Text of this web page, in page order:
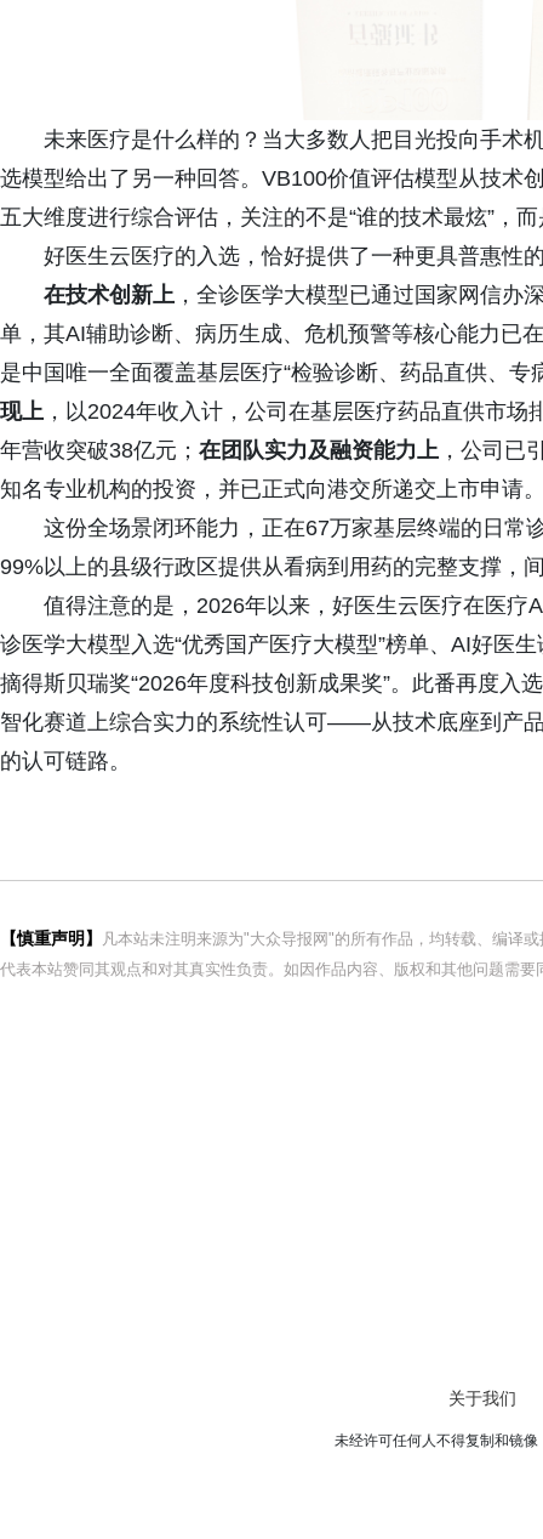
未来医疗是什么样的？当大多数人把目光投向手术
选模型给出了另一种回答。VB100价值评估模型从技术
五大维度进行综合评估，关注的不是“谁的技术最炫”，
好医生云医疗的入选，恰好提供了一种更具普惠性
在技术创新上 ，全诊医学大模型已通过国家网信办
单，其AI辅助诊断、病历生成、危机预警等核心能力已
是中国唯一全面覆盖基层医疗“检验诊断、药品直供、
现上 ，以2024年收入计，公司在基层医疗药品直供市
年营收突破38亿元； 在团队实力及融资能力上 ，公司已
知名专业机构的投资，并已正式向港交所递交上市申请
这份全场景闭环能力，正在67万家基层终端的日常
99%以上的县级行政区提供从看病到用药的完整支撑，
值得注意的是，2026年以来，好医生云医疗在医
诊医学大模型入选“优秀国产医疗大模型”榜单、AI好医
摘得斯贝瑞奖“2026年度科技创新成果奖”。此番再度入
智化赛道上综合实力的系统性认可——从技术底座到产
的认可链路。
【慎重声明】
凡本站未注明来源为"大众导报网"的所有作品，均转载、编译
代表本站赞同其观点和对其真实性负责。如因作品内容、版权和其他问题需
关于我们
未经许可任何人不得复制和镜